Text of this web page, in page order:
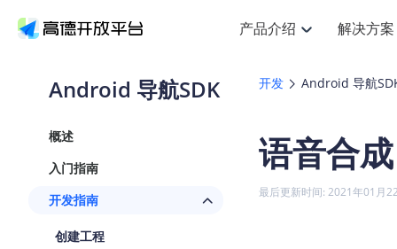
产品介绍
产品介绍 搜索定位
搜索 HOT
位置、周边、行政区、ID等查询
JS Android iOS
解决方案
解决方案 提供LBS领域的Agent解决方案
提供智能守护与运动出行解决方
智能眼镜实时导航及智慧出行解
文档与支持 API
Web高级服务API
定价 产品定价
技术服务许可
Android定位
浏览器定位
Android 导航SDK
概述
入门指南
开发指南
创建工程
开发 Android 导航
语音合成
最后更新时间: 2021年01月